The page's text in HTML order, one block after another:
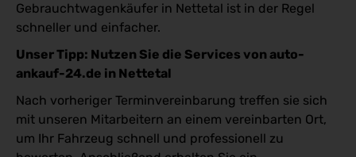
Gebrauchtwagenkäufer in Nettetal ist in der Regel
schneller und einfacher.
Unser Tipp: Nutzen Sie die Services von auto-
ankauf-24.de in Nettetal
Nach vorheriger Terminvereinbarung treffen sie sich
mit unseren Mitarbeitern an einem vereinbarten Ort,
um Ihr Fahrzeug schnell und professionell zu